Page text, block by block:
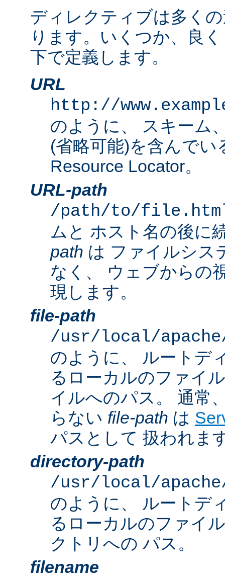
ディレクティブは多く
ります。いくつか、良
下で定義します。
URL
http://
のように、 スキーム
(省略可能)を含んでい
Resource Locator。
URL-path
/path/to/
ムと ホスト名の後に
path は ファイルシス
なく、 ウェブからの
現します。
file-path
/usr/local/
のように、 ルートデ
るローカルのファイ
イルへのパス。 通常
らない file-path は
パスとして 扱われま
directory-path
/usr/local/
のように、 ルートデ
るローカルのファイ
クトリへの パス。
filename